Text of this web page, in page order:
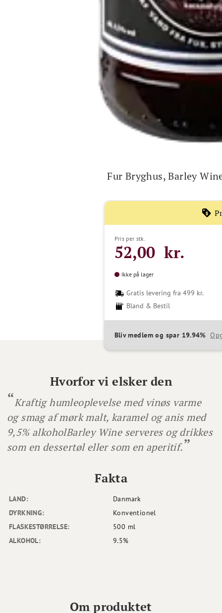
Fur Bryghus, Barley
Pris per stk.
52,00 kr.
Gratis levering fra 499 kr.
Bland & Bestil
Ikke på lager
Bliv medlem og spar 19.94%
Hvorfor vi elsker den
Kraftig humleoplevelse med vinøs varme
og smag af mørk malt, karamel og anis med
9,5% alkoholBarley Wine serveres og drikkes
som en dessertøl eller som en aperitif.
LAND:
Danmark
DYRKNING:
Konventionel
FLASKESTØRRELSE:
500 ml
ALKOHOL:
9.5%
Fakta
Om produktet